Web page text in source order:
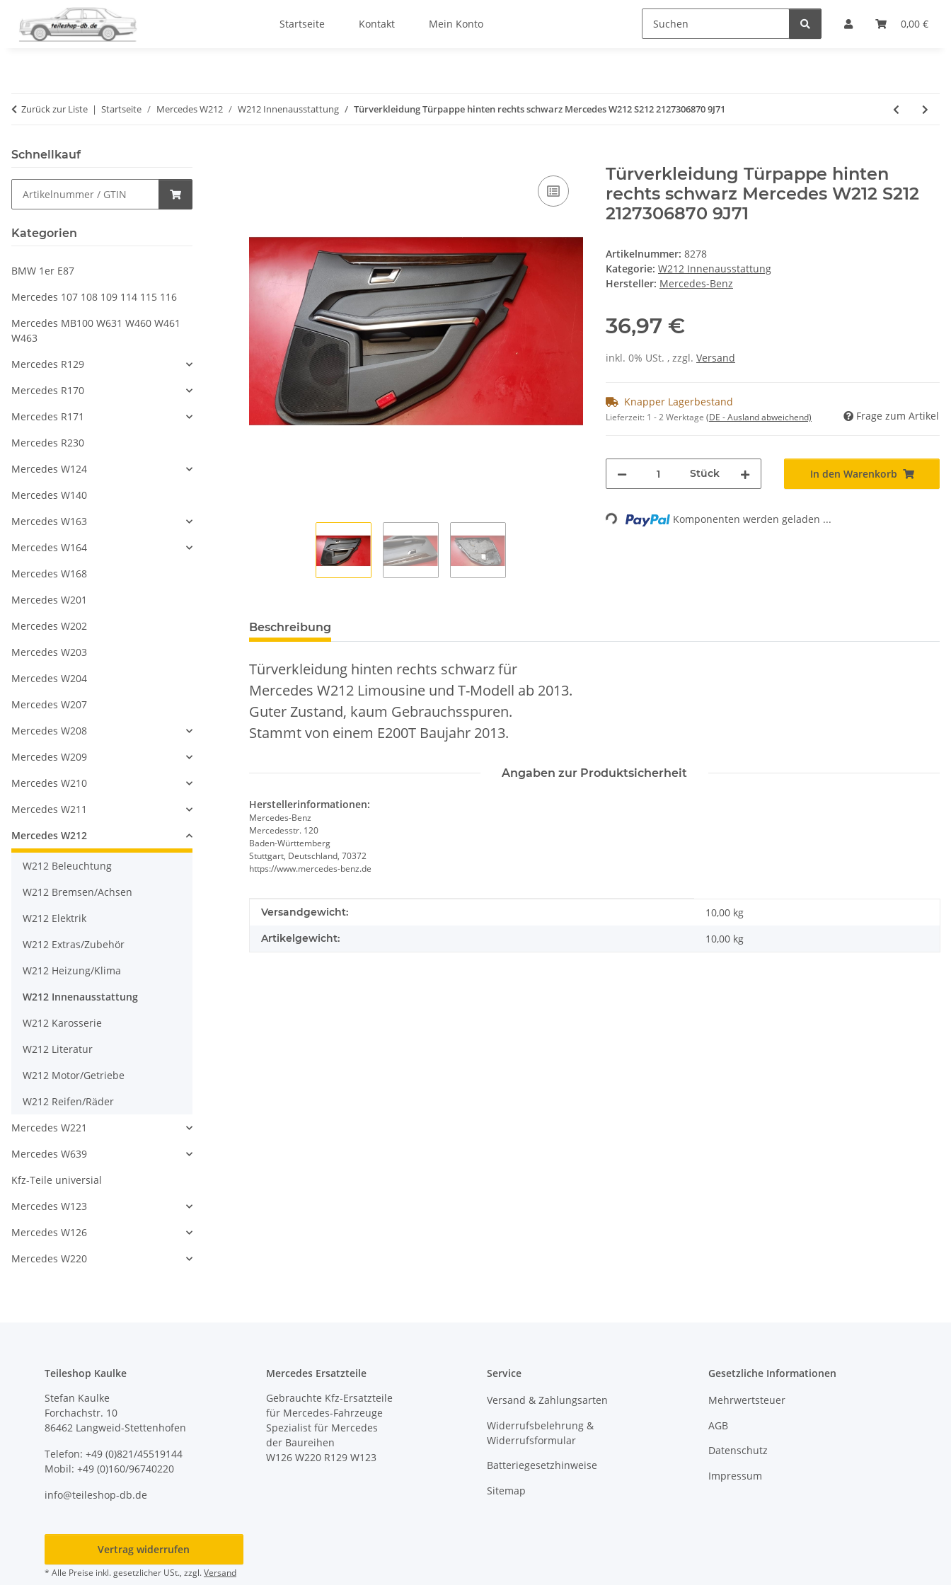
0,00 €
Startseite Kontakt Mein Konto
Zurück zur Liste Startseite Mercedes W212 W212 Innenausstattung Türverkleidung Türpappe hinten rechts schwarz Mercedes W212 S212 2127306870 9J71
Türverkleidung Türpappe hinten
rechts schwarz Mercedes W212 S212
2127306870 9J71
Artikelnummer: 8278
Kategorie: W212 Innenausstattung
Hersteller: Mercedes-Benz
36,97 €
inkl. 0% USt. , zzgl. Versand
Knapper Lagerbestand
Lieferzeit: 1 - 2 Werktage (DE - Ausland abweichend) Frage zum Artikel
Stück In den Warenkorb
Loading... Komponenten werden geladen ...
Beschreibung
Türverkleidung hinten rechts schwarz für
Mercedes W212 Limousine und T-Modell ab 2013.
Guter Zustand, kaum Gebrauchsspuren.
Stammt von einem E200T Baujahr 2013.
Angaben zur Produktsicherheit
Herstellerinformationen:
Mercedes-Benz
Mercedesstr. 120
Baden-Württemberg
Stuttgart, Deutschland, 70372
https://www.mercedes-benz.de
Produkteigenschaft
Wert
Versandgewicht: 10,00 kg
Artikelgewicht: 10,00 kg
Schnellkauf
Kategorien
BMW 1er E87
Mercedes 107 108 109 114 115 116
Mercedes MB100 W631 W460 W461
W463
Mercedes R129
Mercedes R170
Mercedes R171
Mercedes R230
Mercedes W124
Mercedes W140
Mercedes W163
Mercedes W164
Mercedes W168
Mercedes W201
Mercedes W202
Mercedes W203
Mercedes W204
Mercedes W207
Mercedes W208
Mercedes W209
Mercedes W210
Mercedes W211
Mercedes W212
W212 Beleuchtung
W212 Bremsen/Achsen
W212 Elektrik
W212 Extras/Zubehör
W212 Heizung/Klima
W212 Innenausstattung
W212 Karosserie
W212 Literatur
W212 Motor/Getriebe
W212 Reifen/Räder
Mercedes W221
Mercedes W639
Kfz-Teile universial
Mercedes W123
Mercedes W126
Mercedes W220
Teileshop Kaulke
Stefan Kaulke
Forchachstr. 10
86462 Langweid-Stettenhofen
Telefon: +49 (0)821/45519144
Mobil: +49 (0)160/96740220
info@teileshop-db.de
Mercedes Ersatzteile
Gebrauchte Kfz-Ersatzteile
für Mercedes-Fahrzeuge
Spezialist für Mercedes
der Baureihen
W126 W220 R129 W123
Service
Versand & Zahlungsarten
Widerrufsbelehrung &
Widerrufsformular
Batteriegesetzhinweise
Sitemap
Gesetzliche Informationen
Mehrwertsteuer
AGB
Datenschutz
Impressum
Vertrag widerrufen
* Alle Preise inkl. gesetzlicher USt., zzgl.Versand